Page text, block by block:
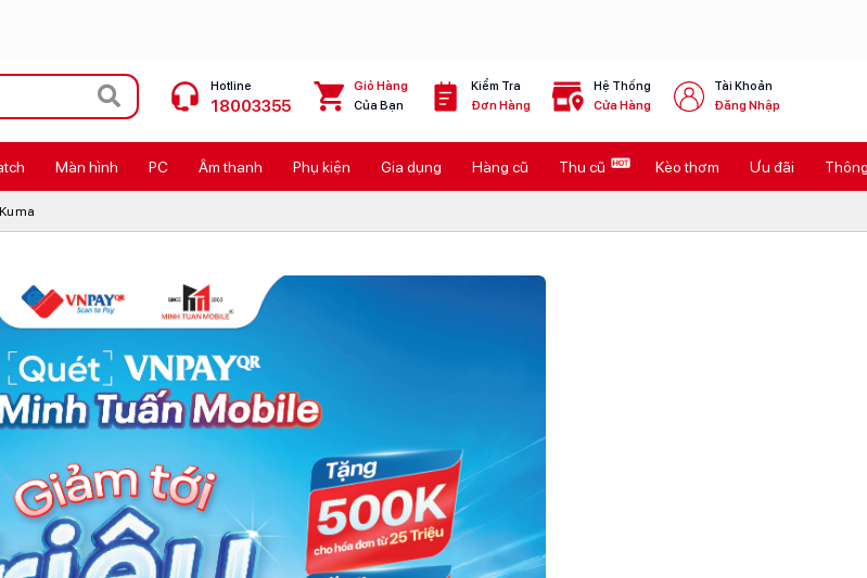
Galaxy Z8 Series
Ốp lưng Pitaka
Ốp lưng Apple
Cốc sạc Apple
Hotline
18003355
Giỏ Hàng
Của Bạn
Kiểm Tra
Đơn Hàng
Hệ Thống
Cửa Hàng
Tài Khoản
Đăng Nhập
Màn hình PC Âm thanh Phụ kiện Gia dụng Hàng cũ Thu cũ Kèo thơm Ưu đãi